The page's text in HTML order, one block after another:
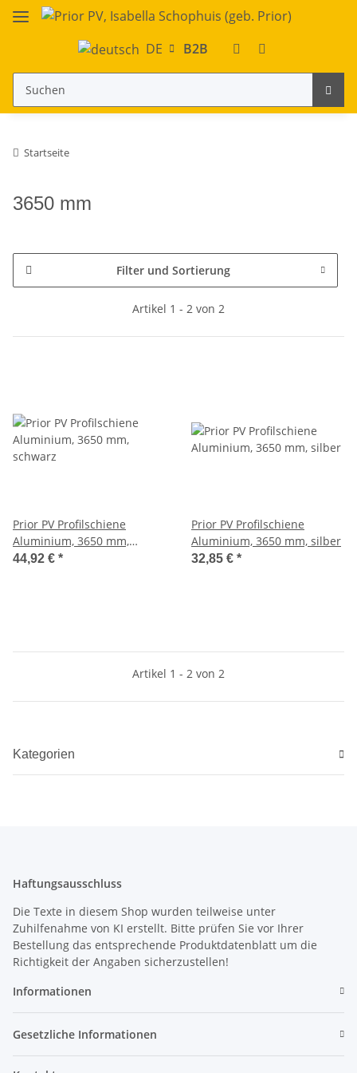
DE B2B
Startseite
3650 mm
Filter und Sortierung
Artikel 1 - 2 von 2
Prior PV Profilschiene
Aluminium, 3650 mm,
schwarz
44,92 € *
Prior PV Profilschiene
Aluminium, 3650 mm, silber
32,85 € *
Artikel 1 - 2 von 2
Kategorien
Haftungsausschluss
Die Texte in diesem Shop wurden teilweise unter
Zuhilfenahme von KI erstellt. Bitte prüfen Sie vor Ihrer
Bestellung das entsprechende Produktdatenblatt um die
Richtigkeit der Angaben sicherzustellen!
Informationen
Gesetzliche Informationen